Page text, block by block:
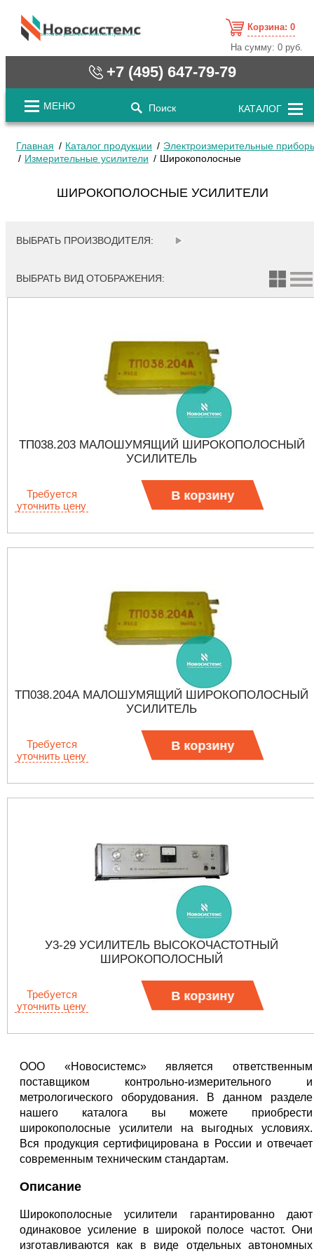
cистемные решения / www.novosystems.ru
Корзина: 0
На сумму:0 руб.
+7 (495) 647-79-79
МЕНЮ Поиск КАТАЛОГ
Главная Каталог продукции
Электроизмерительные
Измерительные усилители
Широкополосные
ШИРОКОПОЛОСНЫЕ УСИЛИТЕЛИ
ВЫБРАТЬ ПРОИЗВОДИТЕЛЯ:
ВЫБРАТЬ ВИД ОТОБРАЖЕНИЯ:
ТП038.203 МАЛОШУМЯЩИЙ ШИРОКОПОЛОСНЫЙ
УСИЛИТЕЛЬ
Требуется
уточнить цену
В корзину
ТП038.204А МАЛОШУМЯЩИЙ ШИРОКОПОЛОСНЫЙ
УСИЛИТЕЛЬ
Требуется
уточнить цену
В корзину
У3-29 УСИЛИТЕЛЬ ВЫСОКОЧАСТОТНЫЙ
ШИРОКОПОЛОСНЫЙ
Требуется
уточнить цену
В корзину
ООО «Новосистемс» является ответственным
поставщиком контрольно-измерительного и
метрологического оборудования. В данном разделе
нашего каталога вы можете приобрести
широкополосные усилители на выгодных условиях.
Вся продукция сертифицирована в России и отвечает
современным техническим стандартам.
Описание
Широкополосные усилители гарантированно дают
одинаковое усиление в широкой полосе частот. Они
изготавливаются как в виде отдельных автономных